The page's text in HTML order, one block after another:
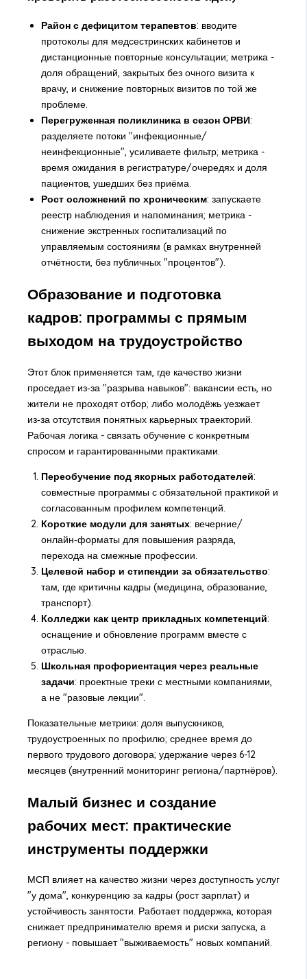
Район с дефицитом терапевтов: вводите
протоколы для медсестринских кабинетов и
дистанционные повторные консультации; метрика -
доля обращений, закрытых без очного визита к
врачу, и снижение повторных визитов по той же
проблеме.
Перегруженная поликлиника в сезон ОРВИ:
разделяете потоки "инфекционные/
неинфекционные", усиливаете фильтр; метрика -
время ожидания в регистратуре/очередях и доля
пациентов, ушедших без приёма.
Рост осложнений по хроническим: запускаете
реестр наблюдения и напоминания; метрика -
снижение экстренных госпитализаций по
управляемым состояниям (в рамках внутренней
отчётности, без публичных "процентов").
Образование и подготовка
кадров: программы с прямым
выходом на трудоустройство
Этот блок применяется там, где качество жизни
проседает из‑за "разрыва навыков": вакансии есть, но
жители не проходят отбор; либо молодёжь уезжает
из‑за отсутствия понятных карьерных траекторий.
Рабочая логика - связать обучение с конкретным
спросом и гарантированными практиками.
Переобучение под якорных работодателей:
совместные программы с обязательной практикой и
согласованным профилем компетенций.
Короткие модули для занятых: вечерние/
онлайн‑форматы для повышения разряда,
перехода на смежные профессии.
Целевой набор и стипендии за обязательство:
там, где критичны кадры (медицина, образование,
транспорт).
Колледжи как центр прикладных компетенций:
оснащение и обновление программ вместе с
отраслью.
Школьная профориентация через реальные
задачи: проектные треки с местными компаниями,
а не "разовые лекции".
Показательные метрики: доля выпускников,
трудоустроенных по профилю; среднее время до
первого трудового договора; удержание через 6-12
месяцев (внутренний мониторинг региона/партнёров).
Малый бизнес и создание
рабочих мест: практические
инструменты поддержки
МСП влияет на качество жизни через доступность услуг
"у дома", конкуренцию за кадры (рост зарплат) и
устойчивость занятости. Работает поддержка, которая
снижает предпринимателю время и риски запуска, а
региону - повышает "выживаемость" новых компаний.